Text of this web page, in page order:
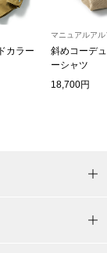
その他
その他
ヘリーハンセン
カラー
マニュアルア
斜めコーデ
ーシャツ
18,700円